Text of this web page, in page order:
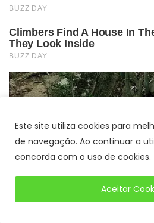
Este site utiliza cookies para
de navegação. Ao continuar a
concorda com o uso de cookies.
Aceitar